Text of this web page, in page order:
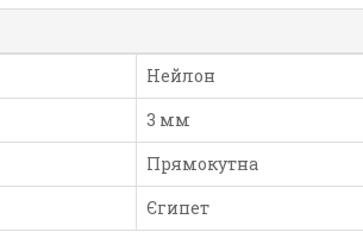
Нейлон
3 мм
Прямокутна
Єгипет